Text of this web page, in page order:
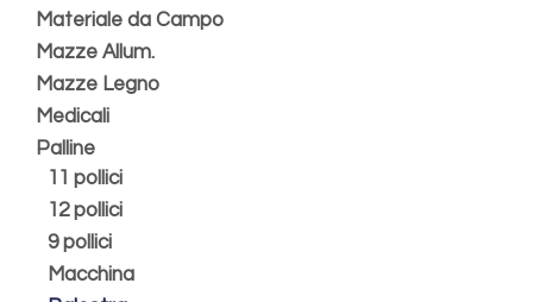
Materiale da Campo
Mazze Allum.
Mazze Legno
Medicali
Palline
11 pollici
12 pollici
9 pollici
Macchina